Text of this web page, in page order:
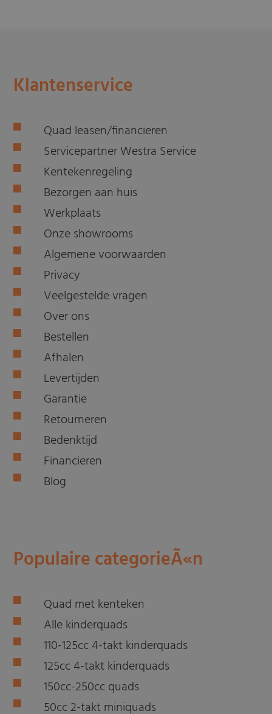
Klantenservice
Quad leasen/financieren
Servicepartner Westra Service
Kentekenregeling
Bezorgen aan huis
Werkplaats
Onze showrooms
Algemene voorwaarden
Privacy
Veelgestelde vragen
Over ons
Bestellen
Afhalen
Levertijden
Garantie
Retourneren
Bedenktijd
Financieren
Blog
Populaire categorieÃ«n
Quad met kenteken
Alle kinderquads
110-125cc 4-takt kinderquads
125cc 4-takt kinderquads
150cc-250cc quads
50cc 2-takt miniquads